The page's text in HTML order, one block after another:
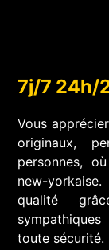
7j/7 24h/
Vous
originaux,
personnes,
new-
qualité
toute sécurité.